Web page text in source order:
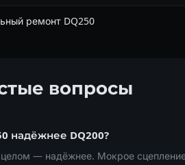
ремонт DQ250
вопросы
надёжнее DQ200?
— надёжнее. Мокрое